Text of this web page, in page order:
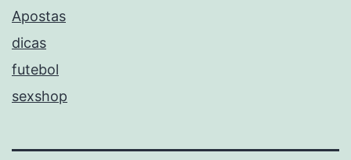
Apostas
dicas
futebol
sexshop